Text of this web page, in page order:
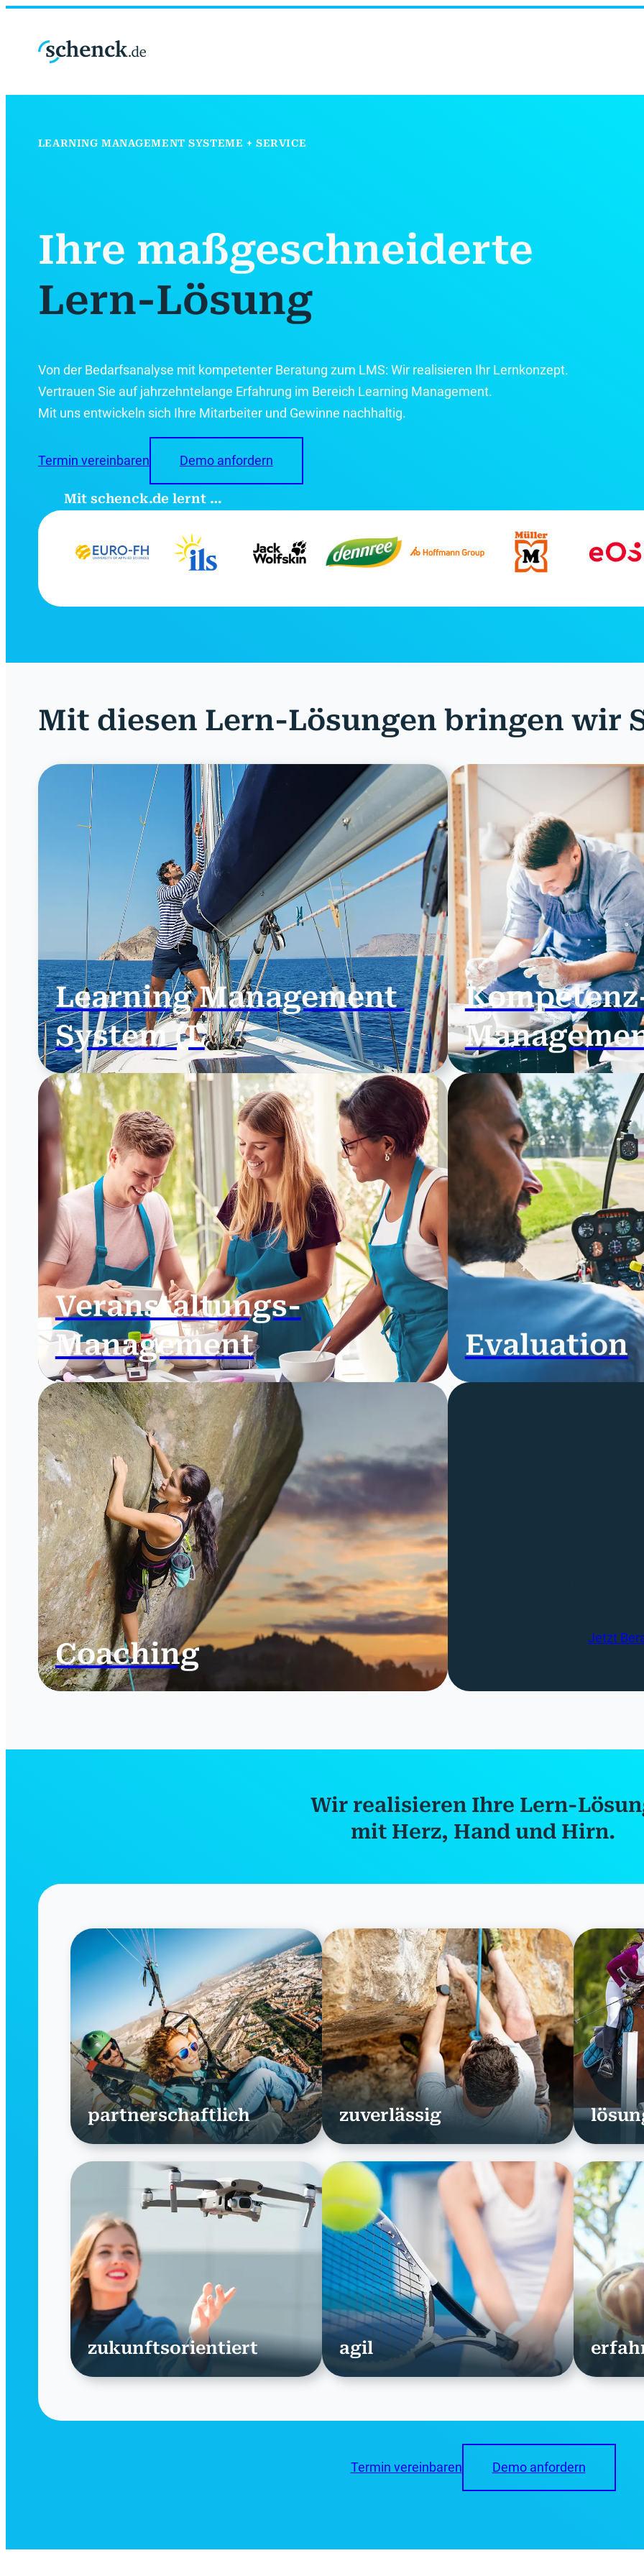
LEARNING MANAGEMENT SYSTEME + SERVICE
Ihre maß­geschneiderte
Lern-Lösung
Von der Bedarfsanalyse mit kompetenter Beratung zum LMS: Wir realisieren Ihr Lernkonzept.
Vertrauen Sie auf jahrzehntelange Erfahrung im Bereich Learning Management.
Mit uns entwickeln sich Ihre Mitarbeiter und Gewinne nachhaltig.
Termin vereinbaren Demo anfordern
Mit schenck.de lernt …
Mit diesen Lern-Lösungen bringen wir
Learning Management
System (LMS)
Veranstaltungs-
Management
Evaluation
Coaching Jetzt
Wir realisieren Ihre Lern-
mit Herz, Hand und Hirn.
partnerschaftlich zuverlässig
zukunftsorientiert agil
Termin vereinbaren Demo anfordern